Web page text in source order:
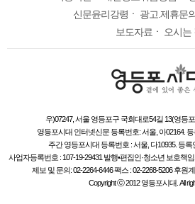
신문윤리강령 ㆍ 광고.제휴문
보도자료ㆍ 오시는
우)07247, 서울 영등포구 국회대로54길 13(영등
영등포시대 인터넷신문 등록번호: 서울, 아02164. 등
주간 영등포시대 등록번호 : 서울, 다10935. 등록
사업자등록번호 : 107-19-29431 발행•편집인·청소년 보호책
제보 및 문의: 02-2264-6446 팩스 : 02-2268-5206 후원
Copyright ⓒ 2012 영등포시대. All